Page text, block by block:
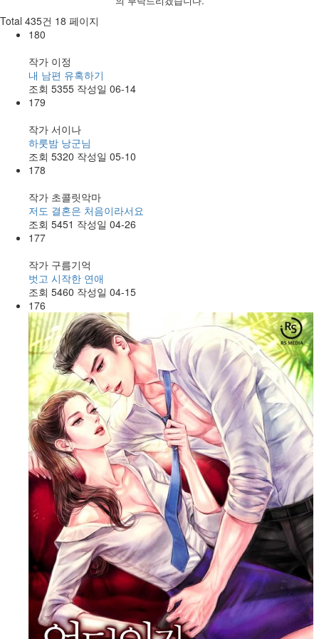
Total 435건 18 페이지
180
작가 이정
내 남편 유혹하기
조회 5355 작성일 06-14
179
작가 서이나
하룻밤 낭군님
조회 5320 작성일 05-10
178
작가 초콜릿악마
저도 결혼은 처음이라서요
조회 5451 작성일 04-26
177
작가 구름기억
벗고 시작한 연애
조회 5460 작성일 04-15
176